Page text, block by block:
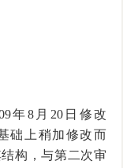
年8月20日修改
础上稍加修改而
构，与第二次审